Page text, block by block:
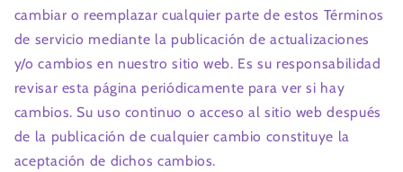
cambiar o reemplazar cualquier parte de estos Términos
de servicio mediante la publicación de actualizaciones
y/o cambios en nuestro sitio web. Es su responsabilidad
revisar esta página periódicamente para ver si hay
cambios. Su uso continuo o acceso al sitio web después
de la publicación de cualquier cambio constituye la
aceptación de dichos cambios.